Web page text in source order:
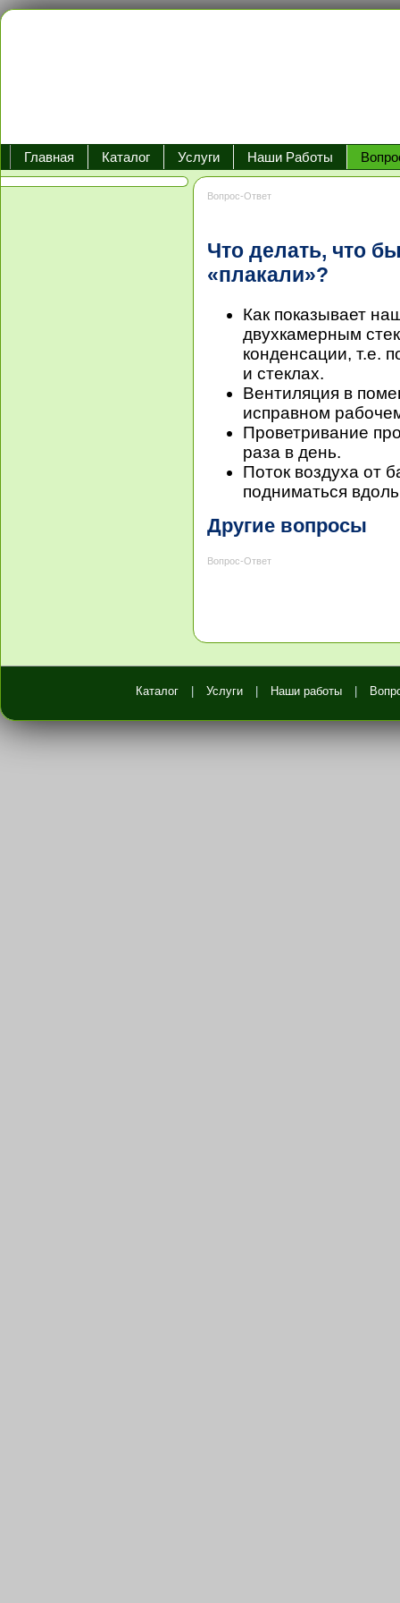
Главная Каталог Услуги Наши Работы
Вопрос-Ответ
Что делать, что
«плакали»?
Как показывает
двухкамерным
конденсации, т.е.
и стеклах.
Вентиляция в
исправном
Проветривание
раза в день.
Поток воздуха от
подниматься
Другие вопросы
Вопрос-Ответ
Каталог Услуги Наши работы